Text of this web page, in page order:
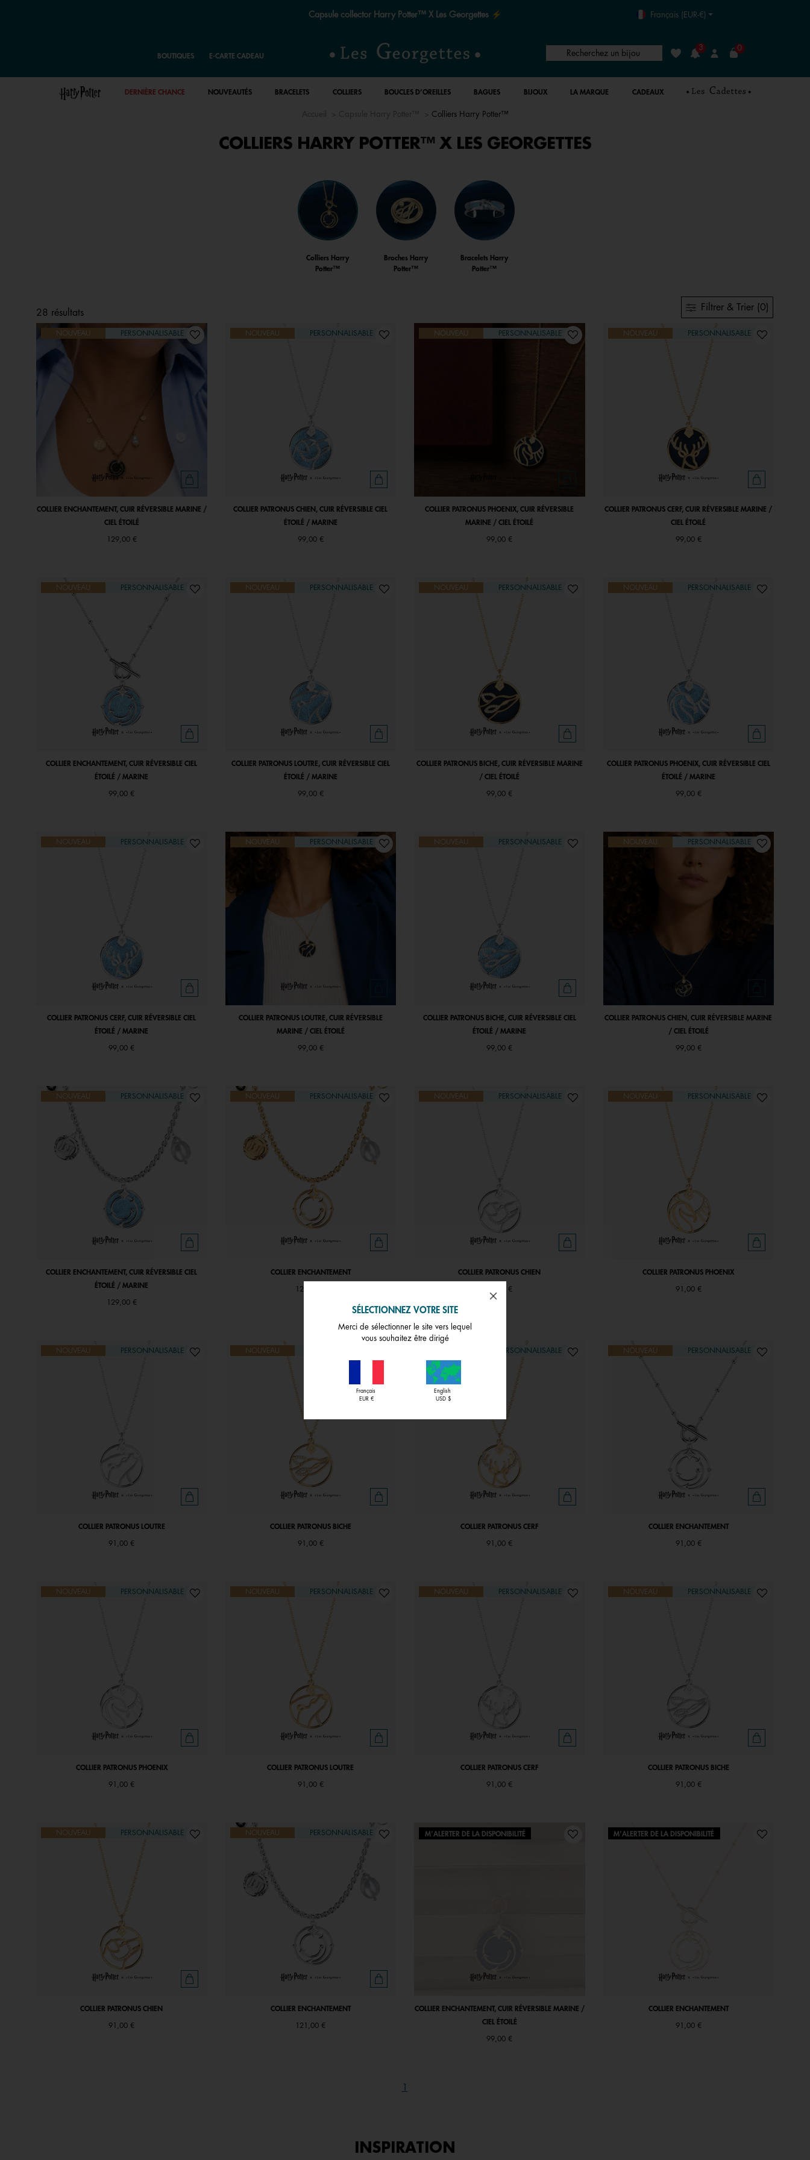
Capsule collector Harry Potter™ X Les Georgettes ⚡ Français (EUR-€)
BOUTIQUES E-CARTE CADEAU Recherchez un bijou Liste de souhaits
3
Connexion
0
DERNIÈRE CHANCE NOUVEAUTÉS BRACELETS COLLIERS BOUCLES D’OREILLES BAGUES BIJOUX LA MARQUE CADEAUX
Colliers Harry Potter™
COLLIERS HARRY POTTER™ X LES GEORGETTES
Colliers Harry
Potter™
Broches Harry
Potter™
Bracelets Harry
Potter™
28 résultats
Filtrer & Trier (0)
NOUVEAU PERSONNALISABLE
COLLIER ENCHANTEMENT, CUIR RÉVERSIBLE MARINE /
CIEL ÉTOILÉ
129,00 €
NOUVEAU PERSONNALISABLE
COLLIER PATRONUS CHIEN, CUIR RÉVERSIBLE CIEL
ÉTOILÉ / MARINE
99,00 €
NOUVEAU PERSONNALISABLE
COLLIER PATRONUS PHOENIX, CUIR RÉVERSIBLE
MARINE / CIEL ÉTOILÉ
99,00 €
NOUVEAU PERSONNALISABLE
COLLIER PATRONUS CERF, CUIR RÉVERSIBLE MARINE /
CIEL ÉTOILÉ
99,00 €
NOUVEAU PERSONNALISABLE
COLLIER ENCHANTEMENT, CUIR RÉVERSIBLE CIEL
ÉTOILÉ / MARINE
99,00 €
NOUVEAU PERSONNALISABLE
COLLIER PATRONUS LOUTRE, CUIR RÉVERSIBLE CIEL
ÉTOILÉ / MARINE
99,00 €
NOUVEAU PERSONNALISABLE
COLLIER PATRONUS BICHE, CUIR RÉVERSIBLE MARINE
/ CIEL ÉTOILÉ
99,00 €
NOUVEAU PERSONNALISABLE
COLLIER PATRONUS PHOENIX, CUIR RÉVERSIBLE CIEL
ÉTOILÉ / MARINE
99,00 €
NOUVEAU PERSONNALISABLE
COLLIER PATRONUS CERF, CUIR RÉVERSIBLE CIEL
ÉTOILÉ / MARINE
99,00 €
NOUVEAU PERSONNALISABLE
COLLIER PATRONUS LOUTRE, CUIR RÉVERSIBLE
MARINE / CIEL ÉTOILÉ
99,00 €
NOUVEAU PERSONNALISABLE
COLLIER PATRONUS BICHE, CUIR RÉVERSIBLE CIEL
ÉTOILÉ / MARINE
99,00 €
NOUVEAU PERSONNALISABLE
COLLIER PATRONUS CHIEN, CUIR RÉVERSIBLE MARINE
/ CIEL ÉTOILÉ
99,00 €
NOUVEAU PERSONNALISABLE
COLLIER ENCHANTEMENT, CUIR RÉVERSIBLE CIEL
ÉTOILÉ / MARINE
129,00 €
NOUVEAU PERSONNALISABLE
COLLIER ENCHANTEMENT
121,00 €
NOUVEAU PERSONNALISABLE
COLLIER PATRONUS CHIEN
91,00 €
NOUVEAU PERSONNALISABLE
COLLIER PATRONUS PHOENIX
91,00 €
NOUVEAU PERSONNALISABLE
COLLIER PATRONUS LOUTRE
91,00 €
NOUVEAU
COLLIER PATRONUS BICHE
91,00 €
PERSONNALISABLE
COLLIER PATRONUS CERF
91,00 €
NOUVEAU PERSONNALISABLE
COLLIER ENCHANTEMENT
91,00 €
NOUVEAU PERSONNALISABLE
COLLIER PATRONUS PHOENIX
91,00 €
NOUVEAU PERSONNALISABLE
COLLIER PATRONUS LOUTRE
91,00 €
NOUVEAU PERSONNALISABLE
COLLIER PATRONUS CERF
91,00 €
NOUVEAU PERSONNALISABLE
COLLIER PATRONUS BICHE
91,00 €
NOUVEAU PERSONNALISABLE
COLLIER PATRONUS CHIEN
91,00 €
NOUVEAU PERSONNALISABLE
COLLIER ENCHANTEMENT
121,00 €
M'ALERTER DE LA DISPONIBILITÉ
COLLIER ENCHANTEMENT, CUIR RÉVERSIBLE MARINE /
CIEL ÉTOILÉ
99,00 €
M'ALERTER DE LA DISPONIBILITÉ
COLLIER ENCHANTEMENT
91,00 €
INSPIRATION
SÉLECTIONNEZ VOTRE SITE
Merci de sélectionner le site vers lequel
vous souhaitez être dirigé
Français
EUR €
English
USD $